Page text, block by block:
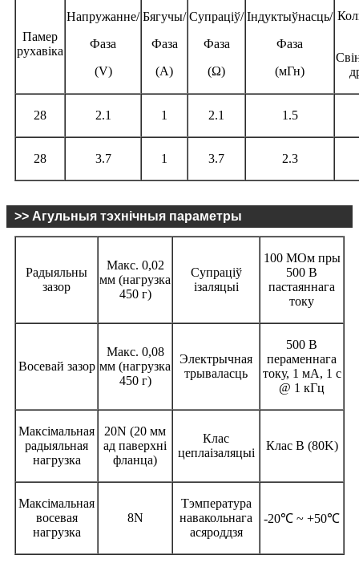
Памер
рухавіка
Напружанне/
Фаза
(V)
Бягучы/
Фаза
(А)
Супраціў/
Фаза
(Ω)
Індуктыўнасць/
Фаза
(мГн)
28 2.1 1 2.1 1.5
28 3.7 1 3.7 2.3
>> Агульныя тэхнічныя параметры
Радыяльны
зазор
Макс. 0,02
мм (нагрузка
450 г)
Супраціў
ізаляцыі
100 МОм пры
500 В
пастаяннага
току
Восевай зазор
Макс. 0,08
мм (нагрузка
450 г)
Электрычная
трываласць
500 В
пераменнага
току, 1 мА, 1 с
@ 1 кГц
Максімальная
радыяльная
нагрузка
20N (20 мм
ад паверхні
фланца)
Клас
цеплаізаляцыі
Клас B (80K)
Максімальная
восевая
нагрузка
8N
Тэмпература
навакольнага
асяроддзя
-20℃ ~ +50℃